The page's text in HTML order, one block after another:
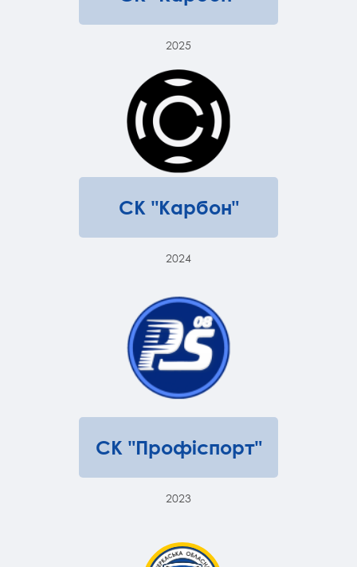
2025
СК "Карбон"
2024
СК "Профіспорт"
2023